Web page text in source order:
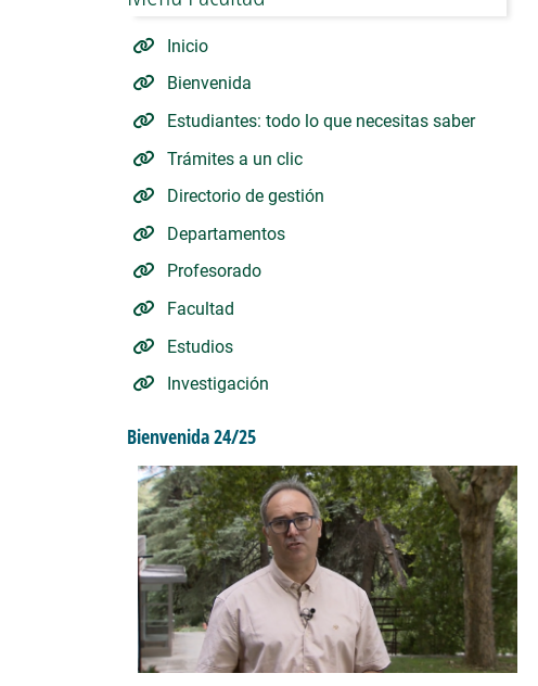
Inicio
Bienvenida
Estudiantes: todo lo que necesitas saber
Trámites a un clic
Directorio de gestión
Departamentos
Profesorado
Facultad
Estudios
Investigación
Bienvenida 24/25